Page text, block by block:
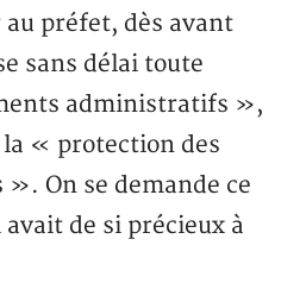
préfet, dès avant
sans délai toute
administratifs »,
« protection des
On se demande ce
de si précieux à